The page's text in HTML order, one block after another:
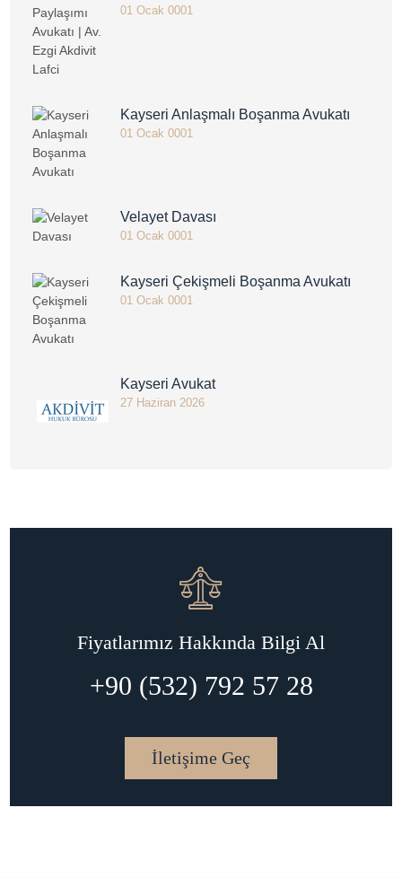
01 Ocak 0001
Kayseri Anlaşmalı Boşanma Avukatı
01 Ocak 0001
Velayet Davası
01 Ocak 0001
Kayseri Çekişmeli Boşanma Avukatı
01 Ocak 0001
Kayseri Avukat
27 Haziran 2026
Fiyatlarımız Hakkında Bilgi Al
+90 (532) 792 57 28
İletişime Geç